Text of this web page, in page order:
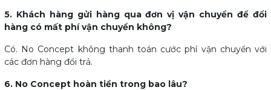
5. Khách hàng gửi hàng qua đơn vị vận chuyển để đổi
hàng có mất phí vận chuyển không?
Có. No Concept không thanh toán cước phí vận chuyển với
các đơn hàng đổi trả.
6. No Concept hoàn tiền trong bao lâu?